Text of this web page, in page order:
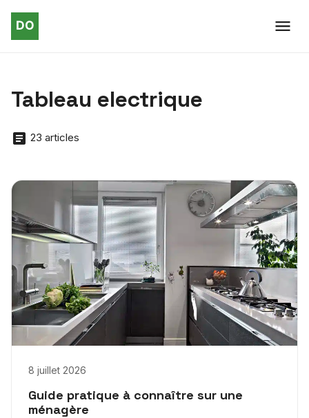
Tableau electrique
23 articles
8 juillet 2026
Guide pratique à connaître sur une
ménagère